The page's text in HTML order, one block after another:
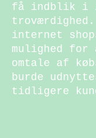
få indblik i
internet
mulighed for
omtale af
burde
tidligere